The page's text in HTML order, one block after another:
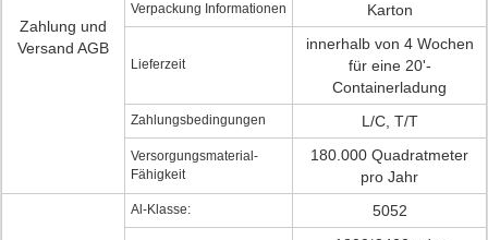
Zahlung und
Versand AGB
Verpackung Informationen Karton
Lieferzeit
innerhalb von 4 Wochen
für eine 20'-
Containerladung
Zahlungsbedingungen L/C, T/T
Versorgungsmaterial-
Fähigkeit
180.000 Quadratmeter
pro Jahr
Al-Klasse: 5052